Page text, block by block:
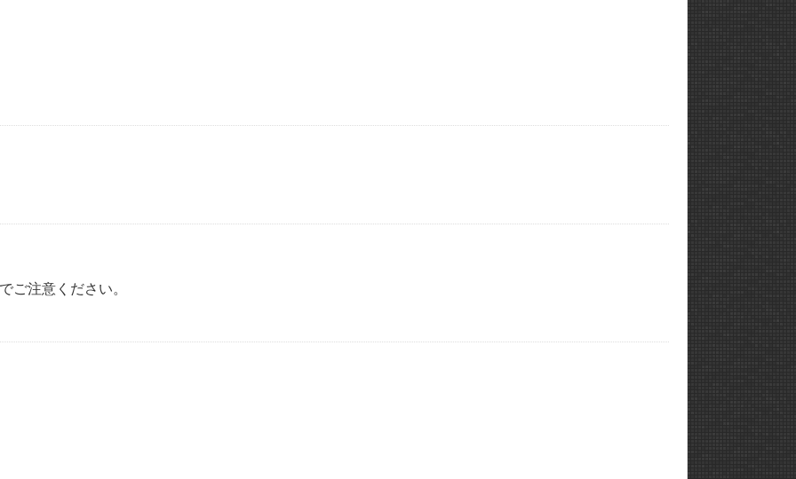
ご注意ください。